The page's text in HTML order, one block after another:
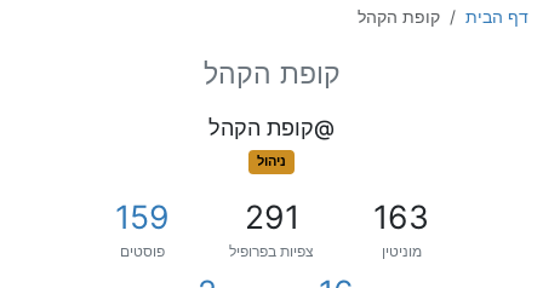
דף הבית קופת הקהל
קופת הקהל
@קופת הקהל
ניהול
163
מוניטין
291
צפיות בפרופיל
159
פוסטים